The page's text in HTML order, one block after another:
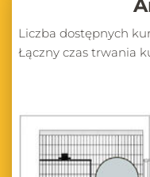
Liczba dostępnych
Łączny czas trwania